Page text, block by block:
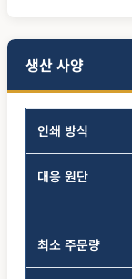
생산 사양
인쇄 방식
대응 원단
최소 주문량